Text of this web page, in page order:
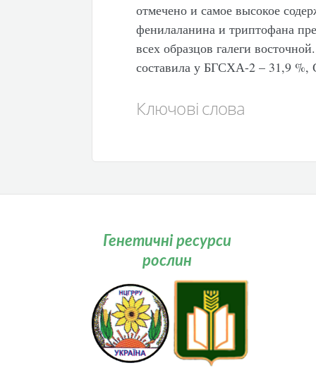
отмечено и самое высокое
фенилаланина и триптофана
всех образцов галеги
составила у БГСХА-2 – 31,9
Ключові слова
Генетичні ресурси
рослин